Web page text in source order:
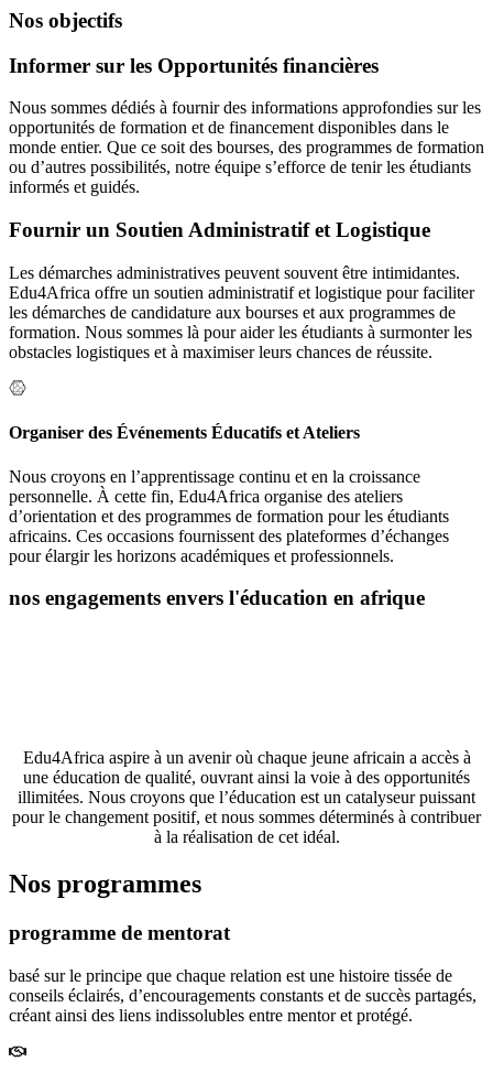
Nos objectifs
Informer sur les Opportunités financières
Nous sommes dédiés à fournir des informations approfondies sur les
opportunités de formation et de financement disponibles dans le
monde entier. Que ce soit des bourses, des programmes de formation
ou d’autres possibilités, notre équipe s’efforce de tenir les étudiants
informés et guidés.
Fournir un Soutien Administratif et Logistique
Les démarches administratives peuvent souvent être intimidantes.
Edu4Africa offre un soutien administratif et logistique pour faciliter
les démarches de candidature aux bourses et aux programmes de
formation. Nous sommes là pour aider les étudiants à surmonter les
obstacles logistiques et à maximiser leurs chances de réussite.
Organiser des Événements Éducatifs et Ateliers
Nous croyons en l’apprentissage continu et en la croissance
personnelle. À cette fin, Edu4Africa organise des ateliers
d’orientation et des programmes de formation pour les étudiants
africains. Ces occasions fournissent des plateformes d’échanges
pour élargir les horizons académiques et professionnels.
nos engagements envers l'éducation en afrique
Edu4Africa aspire à un avenir où chaque jeune africain a accès à
une éducation de qualité, ouvrant ainsi la voie à des opportunités
illimitées. Nous croyons que l’éducation est un catalyseur puissant
pour le changement positif, et nous sommes déterminés à contribuer
à la réalisation de cet idéal.
Nos programmes
programme de mentorat
basé sur le principe que chaque relation est une histoire tissée de
conseils éclairés, d’encouragements constants et de succès partagés,
créant ainsi des liens indissolubles entre mentor et protégé.